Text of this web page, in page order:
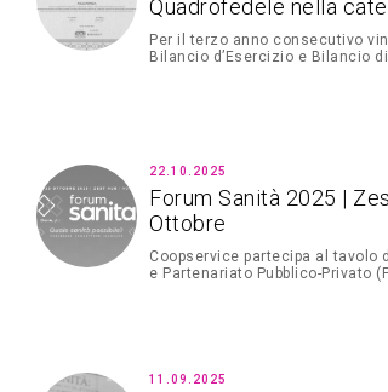
Quadrofedele nella
Per il terzo anno consecutivo
Bilancio d’Esercizio e Bilancio
22.10.2025
Forum Sanità 2025 |
Ottobre
Coopservice partecipa al tavolo
e Partenariato Pubblico-Privato
11.09.2025